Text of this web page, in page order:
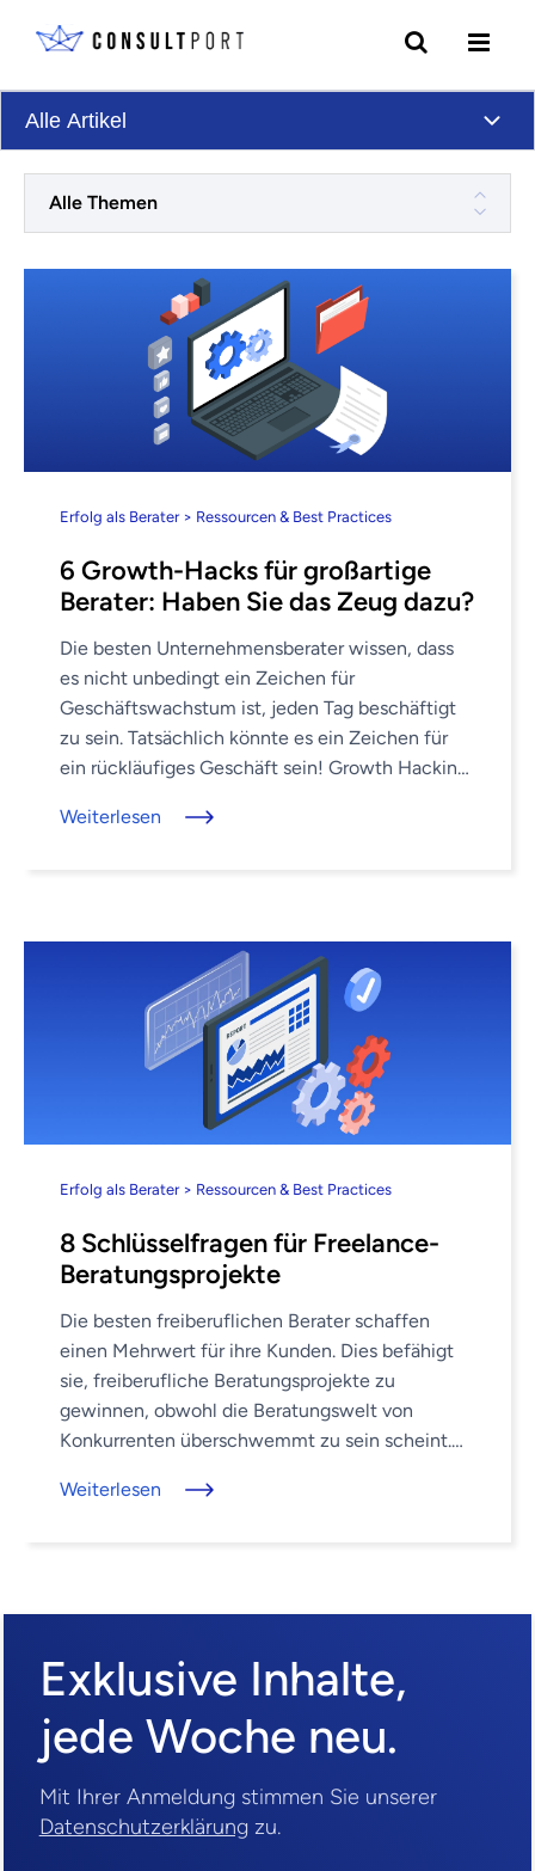
Alle Artikel
Alle Themen
Erfolg als Berater > Ressourcen & Best Practices
6 Growth-Hacks für großartige
Berater: Haben Sie das Zeug dazu?
Die besten Unternehmensberater wissen, dass
es nicht unbedingt ein Zeichen für
Geschäftswachstum ist, jeden Tag beschäftigt
zu sein. Tatsächlich könnte es ein Zeichen für
ein rückläufiges Geschäft sein! Growth Hacking
Weiterlesen
Erfolg als Berater > Ressourcen & Best Practices
8 Schlüsselfragen für Freelance-
Beratungsprojekte
Die besten freiberuflichen Berater schaffen
einen Mehrwert für ihre Kunden. Dies befähigt
sie, freiberufliche Beratungsprojekte zu
gewinnen, obwohl die Beratungswelt von
Konkurrenten überschwemmt zu sein scheint.
Weiterlesen
Exklusive Inhalte,
jede Woche neu.
Mit Ihrer Anmeldung stimmen Sie unserer
Datenschutzerklärungzu.